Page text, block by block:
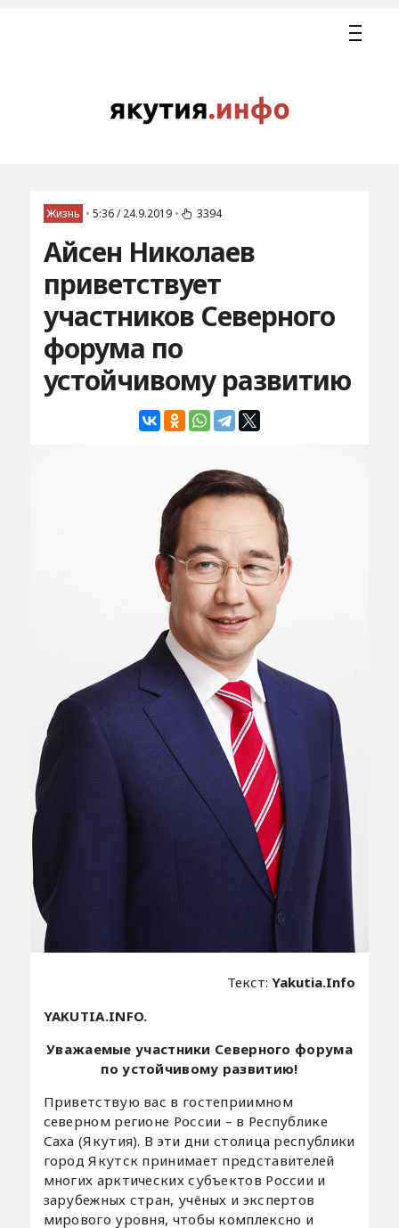
Жизнь • 5:36 / 24.9.2019 • 3394
Айсен Николаев
приветствует
участников Северного
форума по
устойчивому развитию
Текст:Yakutia.Info
YAKUTIA.INFO.
Уважаемые участники Северного форума
по устойчивому развитию!
Приветствую вас в гостеприимном
северном регионе России – в Республике
Саха (Якутия). В эти дни столица республики
город Якутск принимает представителей
многих арктических субъектов России и
зарубежных стран, учёных и экспертов
мирового уровня, чтобы комплексно и